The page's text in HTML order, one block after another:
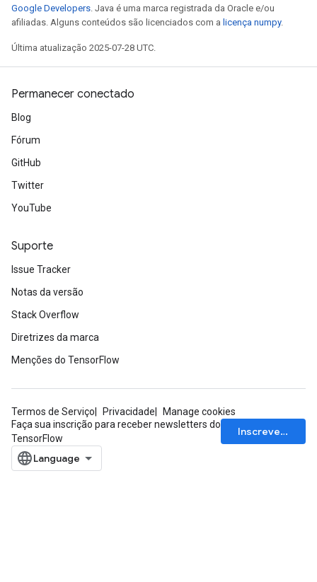
Google Developers. Java é uma marca registrada da Oracle e/ou
afiliadas. Alguns conteúdos são licenciados com a licença numpy.
Última atualização 2025-07-28 UTC.
Permanecer conectado
Blog
Fórum
GitHub
Twitter
YouTube
Suporte
Issue Tracker
Notas da versão
Stack Overflow
Diretrizes da marca
Menções do TensorFlow
Termos de Serviço Privacidade
Manage cookies
Faça sua inscrição para receber newsletters do
TensorFlow
Inscrever-se